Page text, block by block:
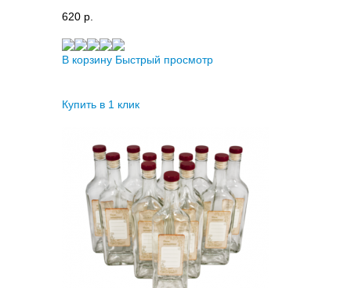
620 p.
В корзину Быстрый просмотр
Купить в 1 клик